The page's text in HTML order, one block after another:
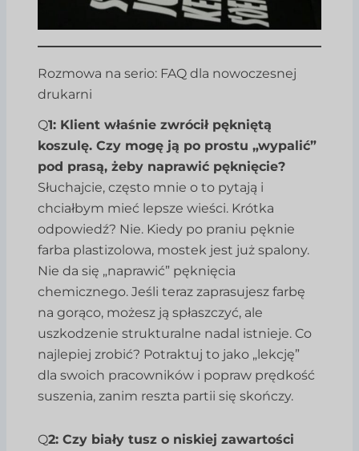
Rozmowa na serio: FAQ dla nowoczesnej
drukarni
Q1: Klient właśnie zwrócił pękniętą
koszulę. Czy mogę ją po prostu „wypalić”
pod prasą, żeby naprawić pęknięcie?
Słuchajcie, często mnie o to pytają i
chciałbym mieć lepsze wieści. Krótka
odpowiedź? Nie. Kiedy po praniu pęknie
farba plastizolowa, mostek jest już spalony.
Nie da się „naprawić” pęknięcia
chemicznego. Jeśli teraz zaprasujesz farbę
na gorąco, możesz ją spłaszczyć, ale
uszkodzenie strukturalne nadal istnieje. Co
najlepiej zrobić? Potraktuj to jako „lekcję”
dla swoich pracowników i popraw prędkość
suszenia, zanim reszta partii się skończy.
Q2: Czy biały tusz o niskiej zawartości